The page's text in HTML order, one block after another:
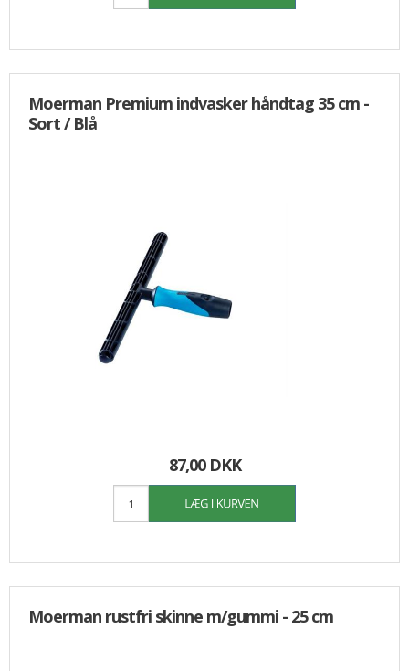
Moerman Premium indvasker håndtag 35 cm -
Sort / Blå
87,00 DKK
Moerman rustfri skinne m/gummi - 25 cm